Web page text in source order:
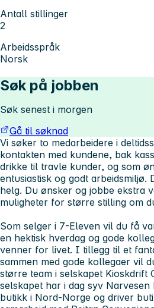
Antall stillinger
2
Arbeidsspråk
Norsk
Søk på jobben
Søk senest i morgen
Gå til søknad
Vi søker to medarbeidere i
kontakten med kundene, bak
drikke til travle kunder, og som
entusiastisk og godt arbeidsmiljø.
helg. Du ønsker og jobbe ekstra
muligheter for større stilling om
Som selger i 7-Eleven vil du få
en hektisk hverdag og gode
venner for livet. I tillegg til et
sammen med gode kollegaer vil
større team i selskapet Kioskdrift
selskapet har i dag syv
butikk i Nord-Norge og driver